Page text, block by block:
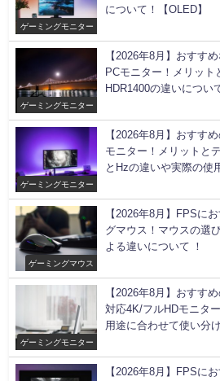
ゲーミングモニター
について！【OLED】
ゲーミングモニター
【2026年8月】おすす
PCモニター！メリット
HDR1400の違いについ
ゲーミングモニター
【2026年8月】おすす
モニター！メリットと
とHzの違いや実際の使
ゲーミングマウス
【2026年8月】FPSに
グマウス！マウスの選
よる違いについて ！
ゲーミングモニター
【2026年8月】おすす
対応4K/フルHDモニタ
用途に合わせて使い分
【2026年8月】FPSに